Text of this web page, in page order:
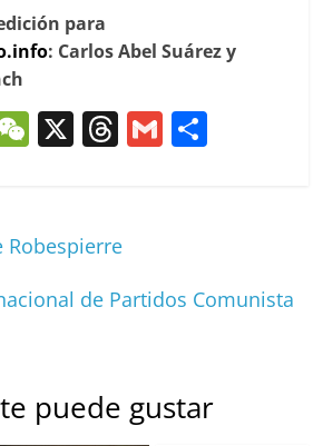
para
: Carlos Abel Suárez y
W
h
X T
a
s
G
tir
Robespierre
de Partidos Comunista
puede gustar